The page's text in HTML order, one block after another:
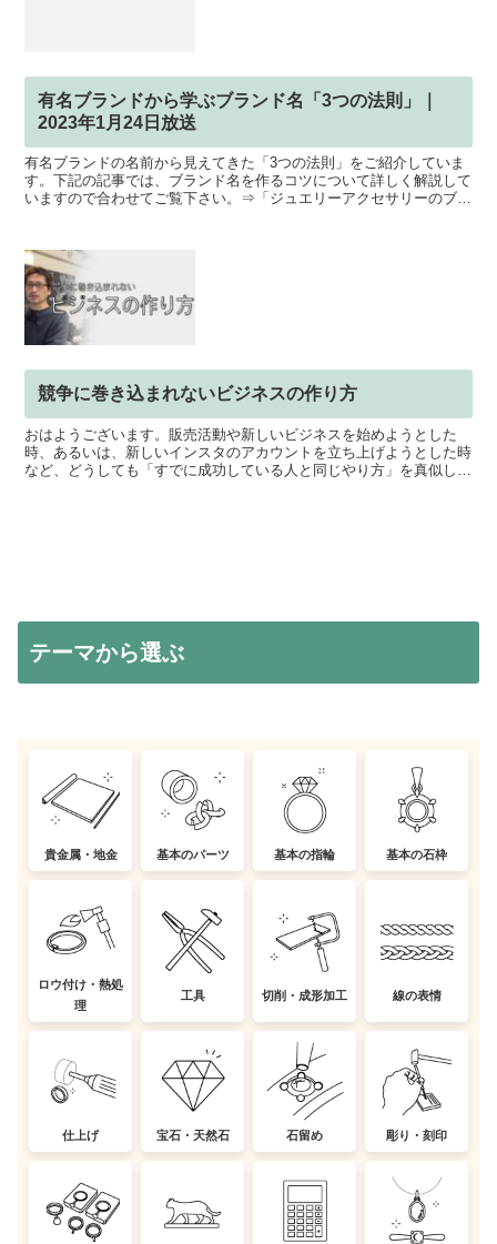
有名ブランドから学ぶブランド名「3つの法則」｜
2023年1月24日放送
有名ブランドの名前から見えてきた「3つの法則」をご紹介していま
す。下記の記事では、ブランド名を作るコツについて詳しく解説して
いますので合わせてご覧下さい。⇒「ジュエリーアクセサリーのブラ
競争に巻き込まれないビジネスの作り方
おはようございます。販売活動や新しいビジネスを始めようとした
時、あるいは、新しいインスタのアカウントを立ち上げようとした時
など、どうしても「すでに成功している人と同じやり方」を真似した
テーマから選ぶ
貴金属・地金 基本のパーツ 基本の指輪 基本の石枠
ロウ付け・熱処
理
工具 切削・成形加工 線の表情
仕上げ 宝石・天然石 石留め 彫り・刻印